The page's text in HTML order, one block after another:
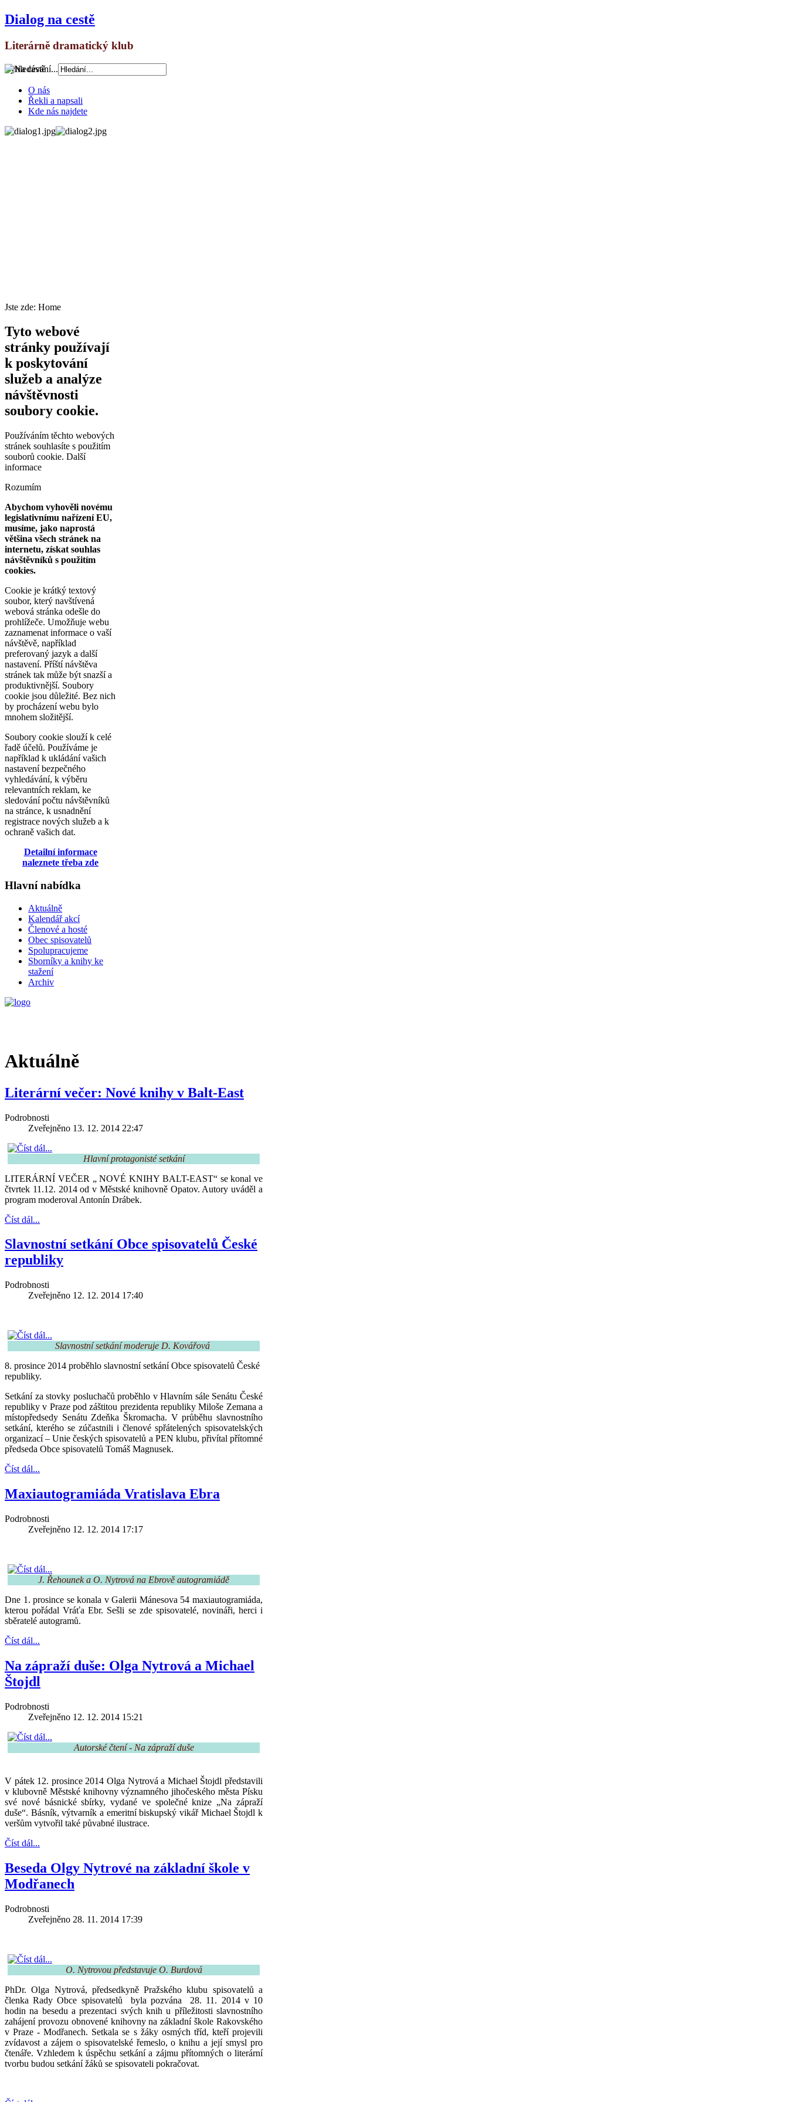
Dialog na cestě
Literárně dramatický klub
Vyhledávání...
O nás
Řekli a napsali
Kde nás najdete
Jste zde: Home
Tyto webové
stránky používají
k poskytování
služeb a analýze
návštěvnosti
soubory cookie.
Používáním těchto webových
stránek souhlasíte s použitím
souborů cookie. Další
informace
Rozumím
Abychom vyhověli novému
legislativnímu nařízení EU,
musíme, jako naprostá
většina všech stránek na
internetu, získat souhlas
návštěvníků s použitím
cookies.
Cookie je krátký textový
soubor, který navštívená
webová stránka odešle do
prohlížeče. Umožňuje webu
zaznamenat informace o vaší
návštěvě, například
preferovaný jazyk a další
nastavení. Příští návštěva
stránek tak může být snazší a
produktivnější. Soubory
cookie jsou důležité. Bez nich
by procházení webu bylo
mnohem složitější.
Soubory cookie slouží k celé
řadě účelů. Používáme je
například k ukládání vašich
nastavení bezpečného
vyhledávání, k výběru
relevantních reklam, ke
sledování počtu návštěvníků
na stránce, k usnadnění
registrace nových služeb a k
ochraně vašich dat.
Detailní informace
naleznete třeba zde
Hlavní nabídka
Aktuálně
Kalendář akcí
Členové a hosté
Obec spisovatelů
Spolupracujeme
Sborníky a knihy ke
stažení
Archiv
Aktuálně
Literární večer: Nové knihy v Balt-East
Podrobnosti
Zveřejněno 13. 12. 2014 22:47
Hlavní protagonisté setkání
LITERÁRNÍ VEČER „ NOVÉ KNIHY BALT-EAST“ se konal ve
čtvrtek 11.12. 2014 od v Městské knihovně Opatov. Autory uváděl a
program moderoval Antonín Drábek.
Číst dál...
Slavnostní setkání Obce spisovatelů České
republiky
Podrobnosti
Zveřejněno 12. 12. 2014 17:40
Slavnostní setkání moderuje D. Kovářová
8. prosince 2014 proběhlo slavnostní setkání Obce spisovatelů České
republiky.
Setkání za stovky posluchačů proběhlo v Hlavním sále Senátu České
republiky v Praze pod záštitou prezidenta republiky Miloše Zemana a
místopředsedy Senátu Zdeňka Škromacha. V průběhu slavnostního
setkání, kterého se zúčastnili i členové spřátelených spisovatelských
organizací – Unie českých spisovatelů a PEN klubu, přivítal přítomné
předseda Obce spisovatelů Tomáš Magnusek.
Číst dál...
Maxiautogramiáda Vratislava Ebra
Podrobnosti
Zveřejněno 12. 12. 2014 17:17
J. Řehounek a O. Nytrová na Ebrově autogramiádě
Dne 1. prosince se konala v Galerii Mánesova 54 maxiautogramiáda,
kterou pořádal Vráťa Ebr. Sešli se zde spisovatelé, novináři, herci i
sběratelé autogramů.
Číst dál...
Na zápraží duše: Olga Nytrová a Michael
Štojdl
Podrobnosti
Zveřejněno 12. 12. 2014 15:21
Autorské čtení - Na zápraží duše
V pátek 12. prosince 2014 Olga Nytrová a Michael Štojdl představili
v klubovně Městské knihovny významného jihočeského města Písku
své nové básnické sbírky, vydané ve společné knize „Na zápraží
duše“. Básník, výtvarník a emeritní biskupský vikář Michael Štojdl k
veršům vytvořil také půvabné ilustrace.
Číst dál...
Beseda Olgy Nytrové na základní škole v
Modřanech
Podrobnosti
Zveřejněno 28. 11. 2014 17:39
O. Nytrovou představuje O. Burdová
PhDr. Olga Nytrová, předsedkyně Pražského klubu spisovatelů a
členka Rady Obce spisovatelů byla pozvána 28. 11. 2014 v 10
hodin na besedu a prezentaci svých knih u příležitosti slavnostního
zahájení provozu obnovené knihovny na základní škole Rakovského
v Praze - Modřanech. Setkala se s žáky osmých tříd, kteří projevili
zvídavost a zájem o spisovatelské řemeslo, o knihu a její smysl pro
čtenáře. Vzhledem k úspěchu setkání a zájmu přítomných o literární
tvorbu budou setkání žáků se spisovateli pokračovat.